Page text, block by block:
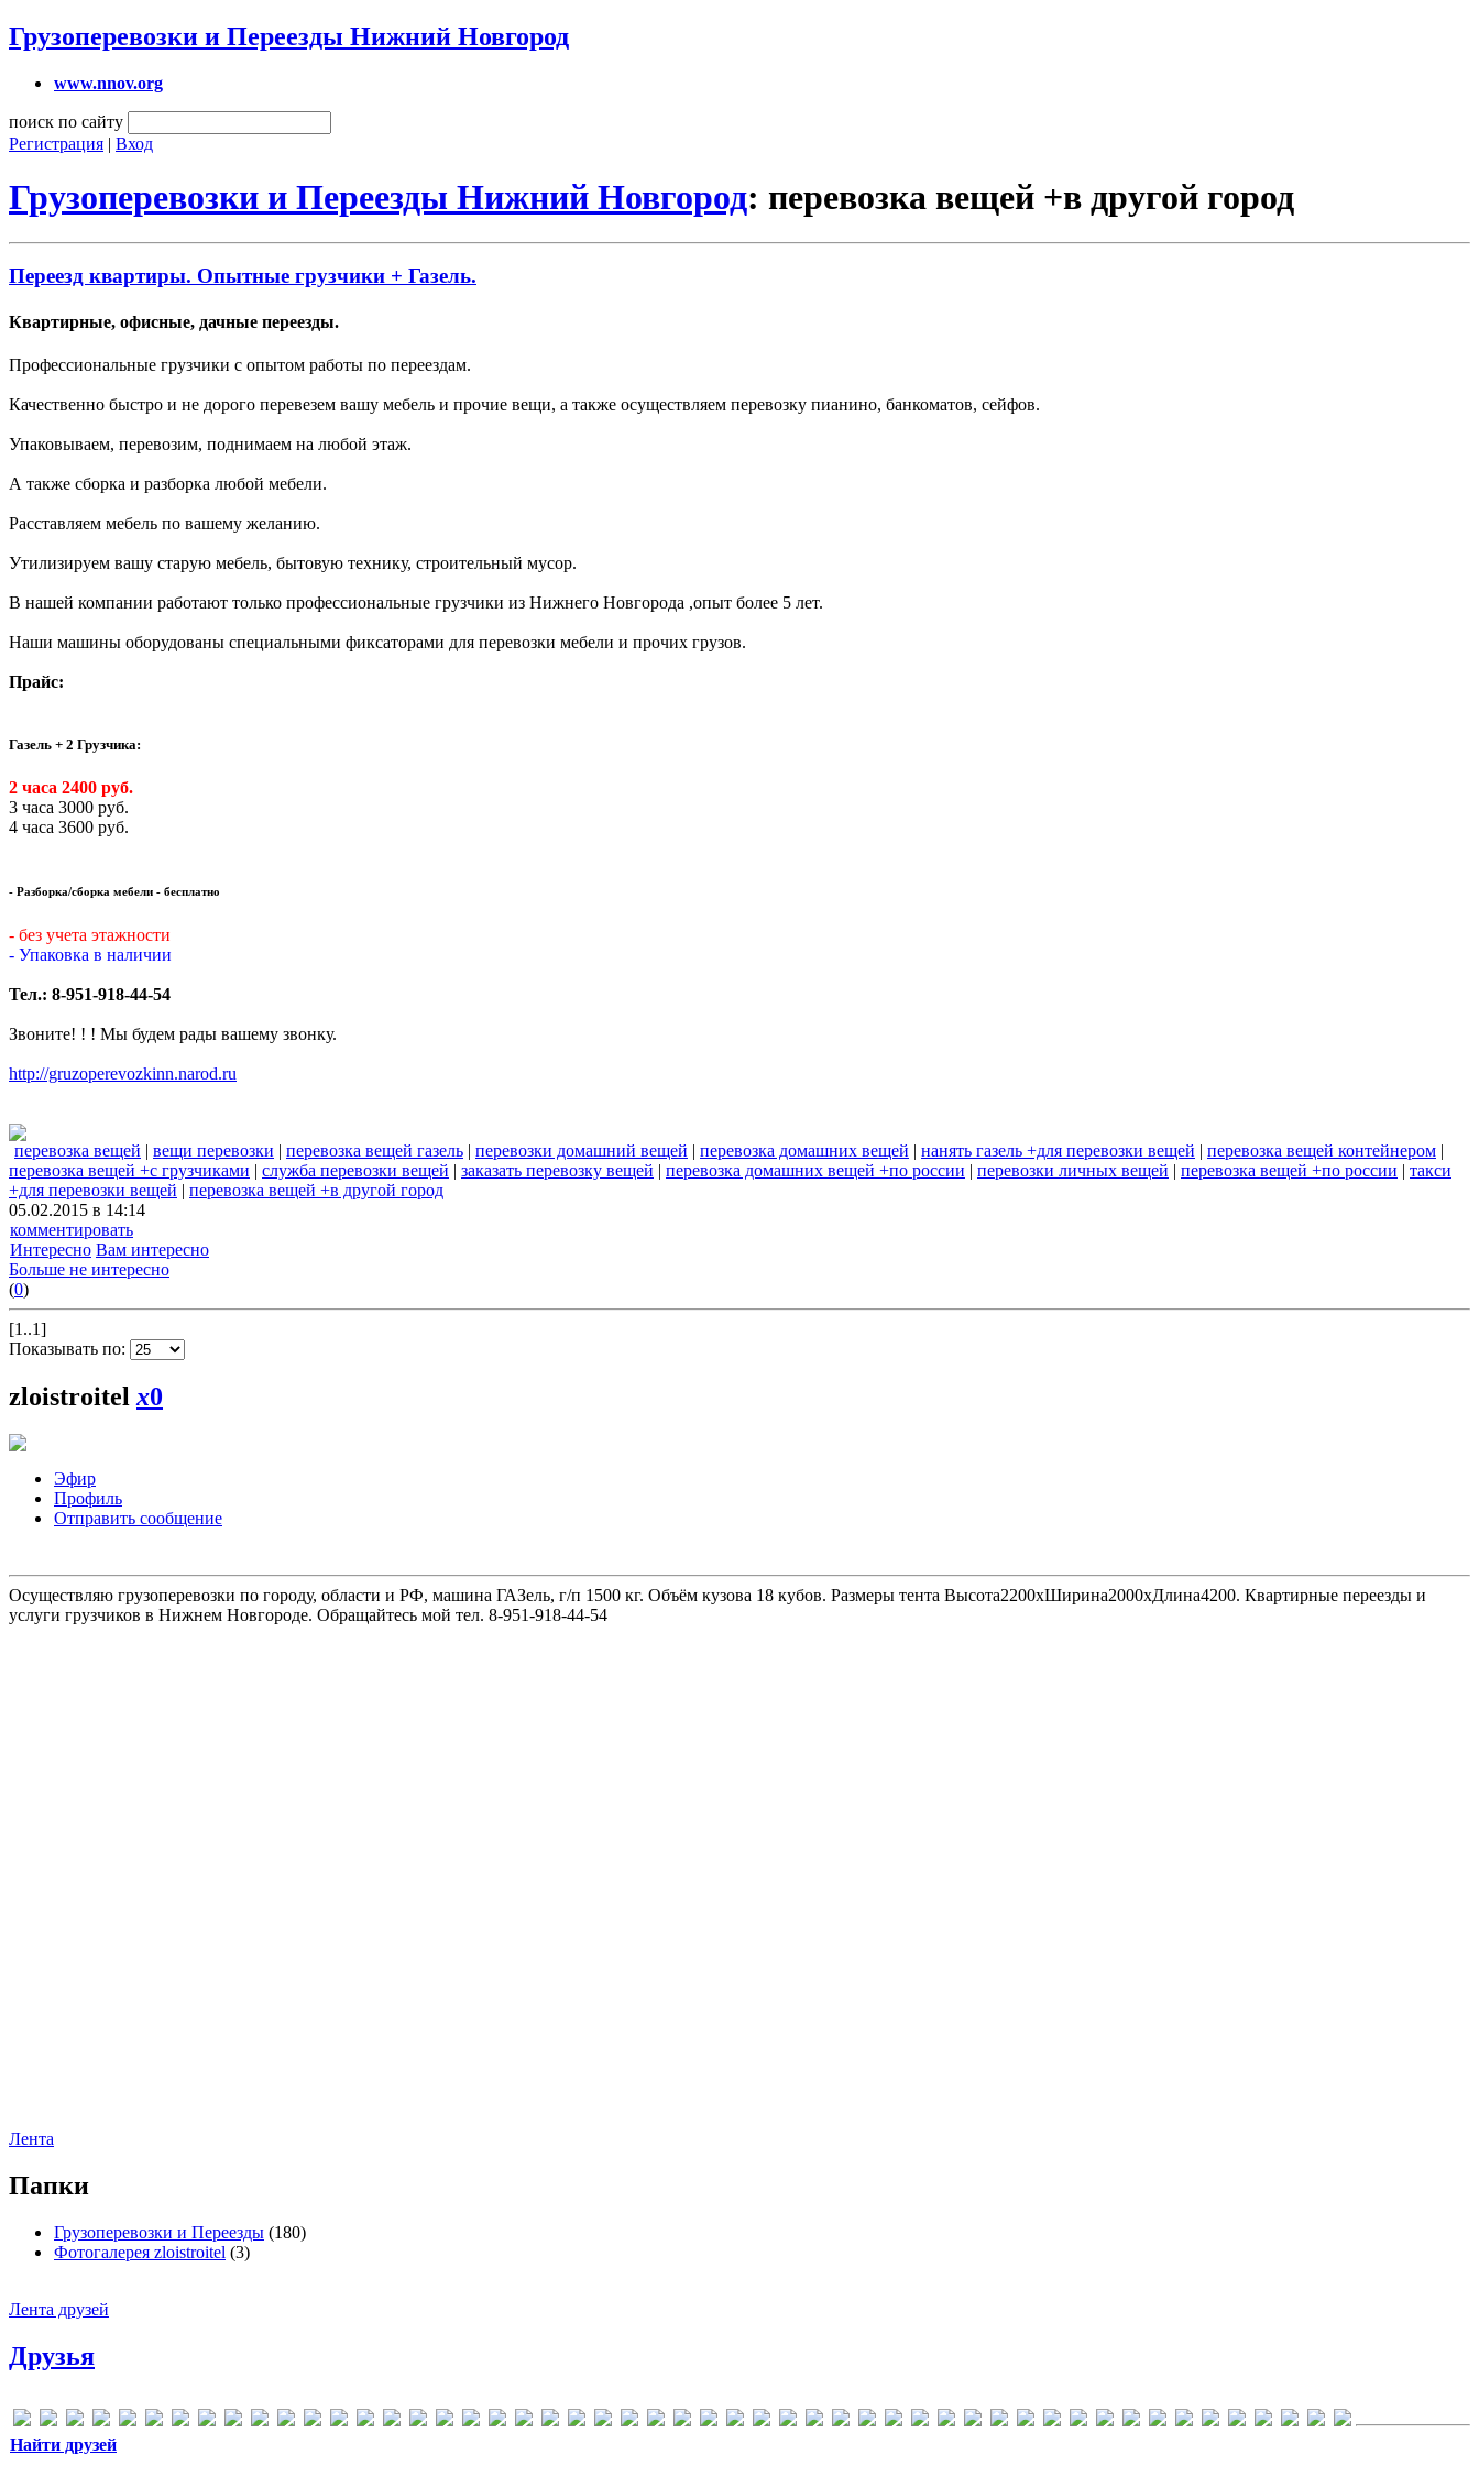
Грузоперевозки и Переезды Нижний Новгород
www.nnov.org
поиск по сайту
Регистрация | Вход
Грузоперевозки и Переезды Нижний Новгород: перевозка вещей +в другой город
Переезд квартиры. Опытные грузчики + Газель.
Квартирные, офисные, дачные переезды.
Профессиональные грузчики с опытом работы по переездам.
Качественно быстро и не дорого перевезем вашу мебель и прочие вещи, а также осуществляем перевозку пианино, банкоматов, сейфов.
Упаковываем, перевозим, поднимаем на любой этаж.
А также сборка и разборка любой мебели.
Расставляем мебель по вашему желанию.
Утилизируем вашу старую мебель, бытовую технику, строительный мусор.
В нашей компании работают только профессиональные грузчики из Нижнего Новгорода ,опыт более 5 лет.
Наши машины оборудованы специальными фиксаторами для перевозки мебели и прочих грузов.
Прайс:
Газель + 2 Грузчика:
2 часа 2400 руб.
3 часа 3000 руб.
4 часа 3600 руб.
- Разборка/сборка мебели - бесплатно
- без учета этажности
- Упаковка в наличии
Тел.: 8-951-918-44-54
Звоните! ! ! Мы будем рады вашему звонку.
http://gruzoperevozkinn.narod.ru
перевозка вещей | вещи перевозки | перевозка вещей газель | перевозки домашний вещей | перевозка домашних вещей | нанять газель +для перевозки вещей | перевозка вещей контейнером |
перевозка вещей +с грузчиками | служба перевозки вещей | заказать перевозку вещей | перевозка домашних вещей +по россии | перевозки личных вещей | перевозка вещей +по россии | такси
+для перевозки вещей | перевозка вещей +в другой город
05.02.2015 в 14:14
комментировать
Интересно Вам интересно
Больше не интересно
(0)
[1..1]
Показывать по:
zloistroitel x0
Эфир
Профиль
Отправить сообщение
Осуществляю грузоперевозки по городу, области и РФ, машина ГАЗель, г/п 1500 кг. Объём кузова 18 кубов. Размеры тента Высота2200хШирина2000хДлина4200. Квартирные переезды и
услуги грузчиков в Нижнем Новгороде. Обращайтесь мой тел. 8-951-918-44-54
Лента
Папки
Грузоперевозки и Переезды (180)
Фотогалерея zloistroitel (3)
Лента друзей
Друзья
Найти друзей